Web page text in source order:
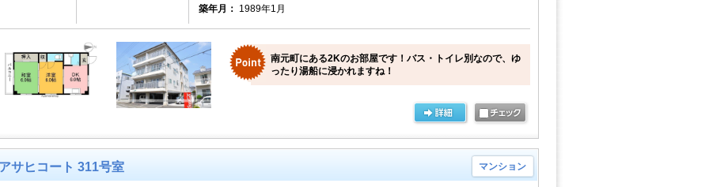
築年月： 1989年1月
南元町にある2Kのお部屋です！バス・トイレ別なので、ゆ
ったり湯船に浸かれますね！
サヒコート 311号室 マンション